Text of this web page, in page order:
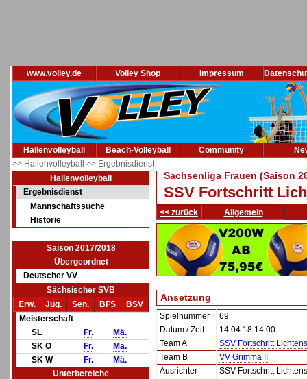
www.volley.de Volley Shop Impressum
Hallenvolleyball Beach-Volleyball Community
>> Hallenvolleyball >> Ergebnisdienst
Hallenvolleyball
Ergebnisdienst
Mannschaftssuche
Historie
Saison 2017/2018
Übergeordnet
Deutscher VV
Sächsischer SVB
Erw.
Jug. Sen. BFS
BSV
Meisterschaft
SL
Fr.
Mä.
SK O
Fr.
Mä.
SK W
Fr.
Mä.
Unterbereiche
Sachsenliga Frauen (Saison
SSV Fortschritt
<< zurück Allgemein
Ansetzung
Spielnummer
69
Datum / Zeit
14.04.18 14:00
Team A
SSV Fortschritt
Team B
VV Grimma II
Ausrichter
SSV Fortschritt